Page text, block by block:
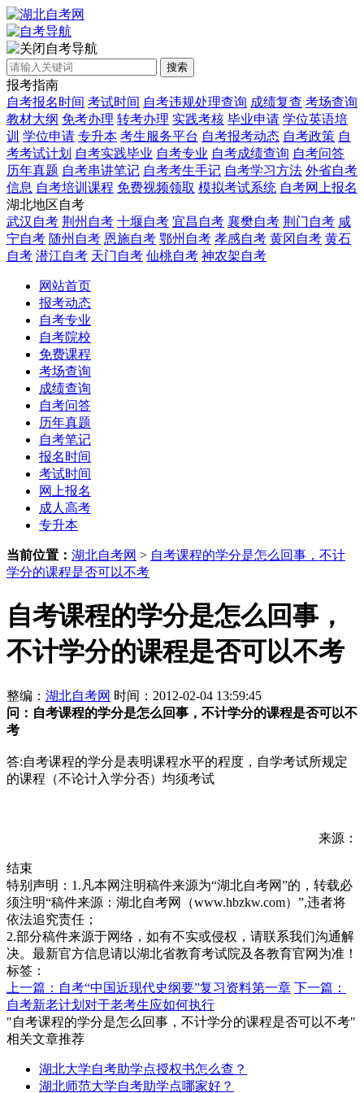
自考导航
搜索
报考指南
自考报名时间 考试时间 自考违规处理查询 成绩复查 考场查询
教材大纲 免考办理 转考办理 实践考核 毕业申请 学位英语培
训 学位申请 专升本 考生服务平台 自考报考动态 自考政策 自
考考试计划 自考实践毕业 自考专业 自考成绩查询 自考问答
历年真题 自考串讲笔记 自考考生手记 自考学习方法 外省自考
信息 自考培训课程 免费视频领取 模拟考试系统 自考网上报名
湖北地区自考
武汉自考 荆州自考 十堰自考 宜昌自考 襄樊自考 荆门自考 咸
宁自考 随州自考 恩施自考 鄂州自考 孝感自考 黄冈自考 黄石
自考 潜江自考 天门自考 仙桃自考 神农架自考
网站首页
报考动态
自考专业
自考院校
免费课程
考场查询
成绩查询
自考问答
历年真题
自考笔记
报名时间
考试时间
网上报名
成人高考
专升本
当前位置： 湖北自考网 > 自考课程的学分是怎么回事，不计
学分的课程是否可以不考
自考课程的学分是怎么回事，
不计学分的课程是否可以不考
整编： 湖北自考网 时间：2012-02-04 13:59:45
问： 自考课程的学分是怎么回事，不计学分的课程是否可以不
考
答:自考课程的学分是表明课程水平的程度，自学考试所规定
的课程（不论计入学分否）均须考试
来源：
结束
特别声明：1.凡本网注明稿件来源为“湖北自考网”的，转载必
须注明“稿件来源：湖北自考网（www.hbzkw.com）”,违者将
依法追究责任；
2.部分稿件来源于网络，如有不实或侵权，请联系我们沟通解
决。最新官方信息请以湖北省教育考试院及各教育官网为准！
标签：
上一篇：自考“中国近现代史纲要”复习资料第一章 下一篇：
自考新老计划对于老考生应如何执行
"自考课程的学分是怎么回事，不计学分的课程是否可以不考"
相关文章推荐
湖北大学自考助学点授权书怎么查？
湖北师范大学自考助学点哪家好？